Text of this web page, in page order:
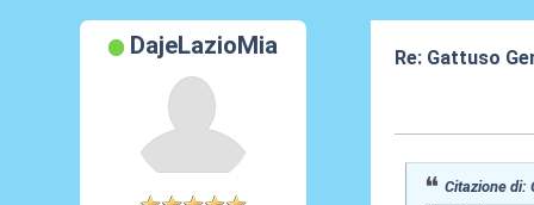
DajeLazioMia
Re: Gattuso
Citazione di: